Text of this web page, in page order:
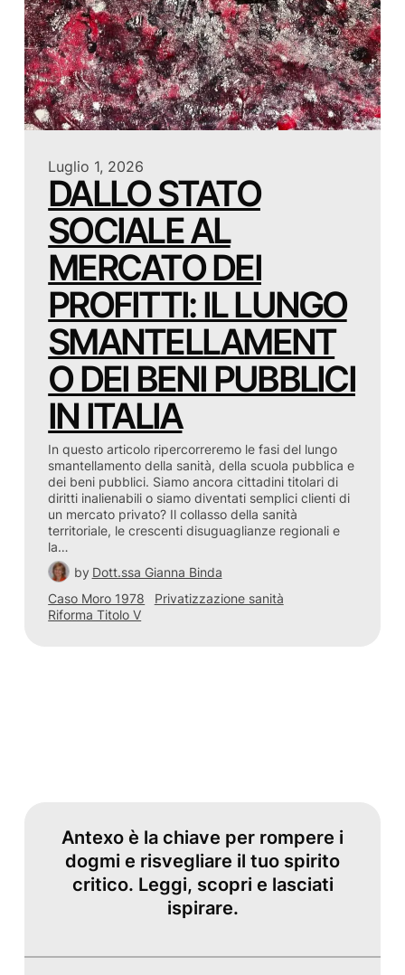
Luglio 1, 2026
DALLO STATO
SOCIALE AL
MERCATO DEI
PROFITTI: IL LUNGO
SMANTELLAMENT
O DEI BENI PUBBLICI
IN ITALIA
In questo articolo ripercorreremo le fasi del lungo
smantellamento della sanità, della scuola pubblica e
dei beni pubblici. Siamo ancora cittadini titolari di
diritti inalienabili o siamo diventati semplici clienti di
un mercato privato? Il collasso della sanità
territoriale, le crescenti disuguaglianze regionali e
la…
by Dott.ssa Gianna Binda
Caso Moro 1978
Privatizzazione sanità
Riforma Titolo V
Antexo è la chiave per rompere i
dogmi e risvegliare il tuo spirito
critico. Leggi, scopri e lasciati
ispirare.